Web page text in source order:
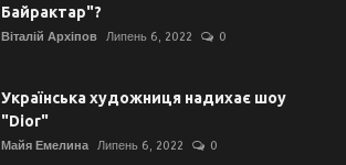
Байрактар"?
Віталій Архіпов Липень 6, 2022 0
Українська художниця надихає шоу
"Dior"
Майя Емелина Липень 6, 2022 0